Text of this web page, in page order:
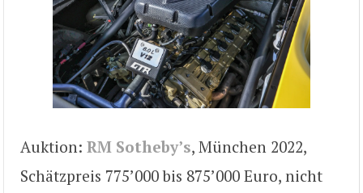
Auktion: RM Sotheby’s, München 2022,
Schätzpreis 775’000 bis 875’000 Euro, nicht